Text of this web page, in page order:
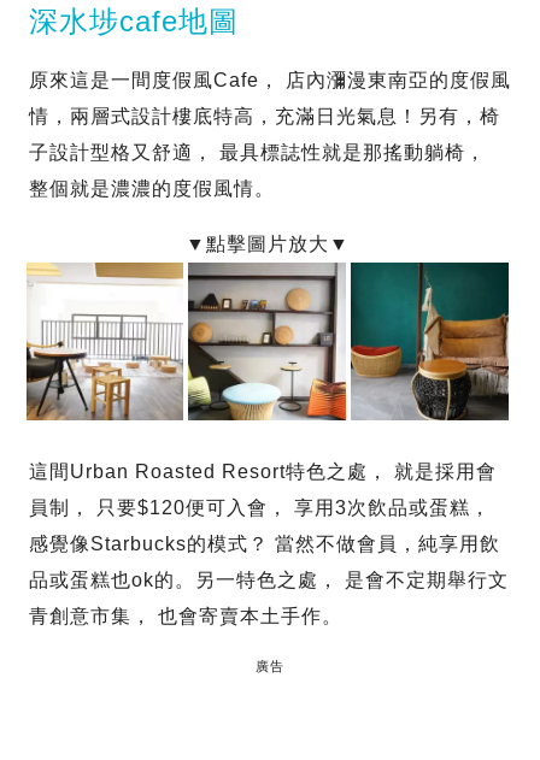
深水埗cafe地圖
原來這是一間度假風Cafe， 店內瀰漫東南亞的度假風
情，兩層式設計樓底特高，充滿日光氣息！另有，椅
子設計型格又舒適， 最具標誌性就是那搖動躺椅，
整個就是濃濃的度假風情。
這間Urban Roasted Resort特色之處， 就是採用會
員制， 只要$120便可入會， 享用3次飲品或蛋糕，
感覺像Starbucks的模式？ 當然不做會員，純享用飲
品或蛋糕也ok的。另一特色之處， 是會不定期舉行文
青創意市集， 也會寄賣本土手作。
廣告